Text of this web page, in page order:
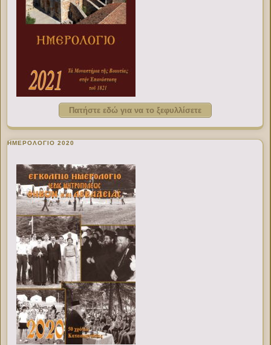
Πατήστε εδώ για να το ξεφυλλίσετε
ΗΜΕΡΟΛΟΓΙΟ 2020